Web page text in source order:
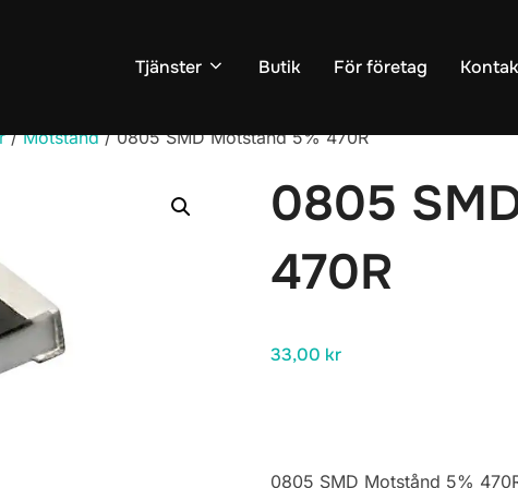
Tjänster Butik För företag
/Motstånd/ 0805 SMD Motstånd 5% 470R
0805
470R
33,00 kr
0805 SMD Motstånd 5%